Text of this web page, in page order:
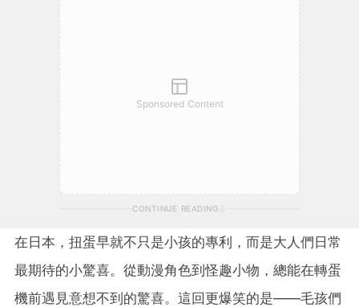
Sponsored Content
CONTINUE READING
在日本，扭蛋早就不只是小孩的專利，而是大人們日常
最期待的小驚喜。從動漫角色到怪趣小物，總能在轉蛋
機前遇見意想不到的驚喜。這回更爆笑的是——毛孩們